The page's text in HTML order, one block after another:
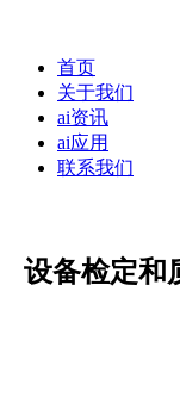
首页
关于我们
ai资讯
ai应用
联系我们
设备检定和